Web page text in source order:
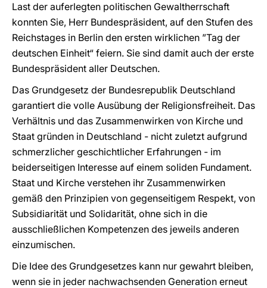
Last der auferlegten politischen Gewaltherrschaft
konnten Sie, Herr Bundespräsident, auf den Stufen des
Reichstages in Berlin den ersten wirklichen ”Tag der
deutschen Einheit“ feiern. Sie sind damit auch der erste
Bundespräsident aller Deutschen.
Das Grundgesetz der Bundesrepublik Deutschland
garantiert die volle Ausübung der Religionsfreiheit. Das
Verhältnis und das Zusammenwirken von Kirche und
Staat gründen in Deutschland - nicht zuletzt aufgrund
schmerzlicher geschichtlicher Erfahrungen - im
beiderseitigen Interesse auf einem soliden Fundament.
Staat und Kirche verstehen ihr Zusammenwirken
gemäß den Prinzipien von gegenseitigem Respekt, von
Subsidiarität und Solidarität, ohne sich in die
ausschließlichen Kompetenzen des jeweils anderen
einzumischen.
Die Idee des Grundgesetzes kann nur gewahrt bleiben,
wenn sie in jeder nachwachsenden Generation erneut